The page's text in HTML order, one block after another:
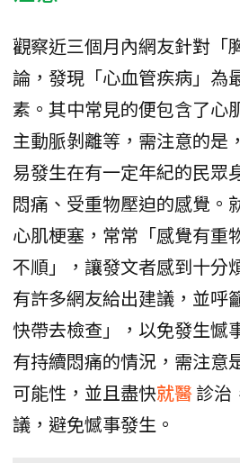
觀察近三個月內網友針對「
論，發現「心血管疾病」為
素。其中常見的便包含了心
主動脈剝離等，需注意的是
易發生在有一定年紀的民眾
悶痛、受重物壓迫的感覺。
心肌梗塞，常常「感覺有重
不順」，讓發文者感到十分
有許多網友給出建議，並呼
快帶去檢查」，以免發生憾
有持續悶痛的情況，需注意
可能性，並且盡快就醫診治
議，避免憾事發生。